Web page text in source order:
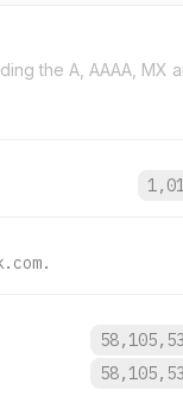
the A, AAAA, MX